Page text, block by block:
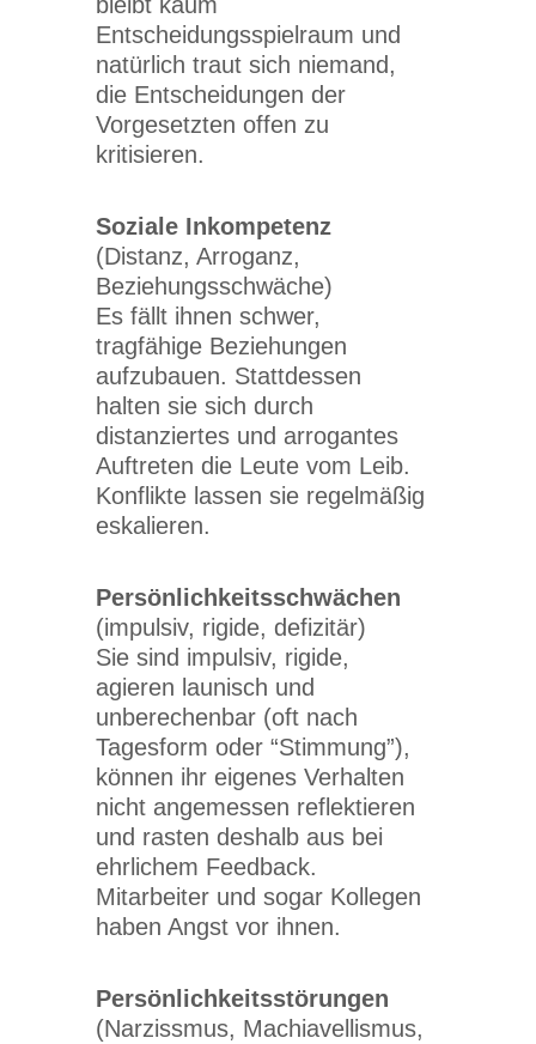
Entscheidungsspielraum und
natürlich traut sich niemand,
die Entscheidungen der
Vorgesetzten offen zu
kritisieren.
Soziale Inkompetenz
(Distanz, Arroganz,
Beziehungsschwäche)
Es fällt ihnen schwer,
tragfähige Beziehungen
aufzubauen. Stattdessen
halten sie sich durch
distanziertes und arrogantes
Auftreten die Leute vom Leib.
Konflikte lassen sie regelmäßig
eskalieren.
Persönlichkeitsschwächen
(impulsiv, rigide, defizitär)
Sie sind impulsiv, rigide,
agieren launisch und
unberechenbar (oft nach
Tagesform oder “Stimmung”),
können ihr eigenes Verhalten
nicht angemessen reflektieren
und rasten deshalb aus bei
ehrlichem Feedback.
Mitarbeiter und sogar Kollegen
haben Angst vor ihnen.
Persönlichkeitsstörungen
(Narzissmus, Machiavellismus,